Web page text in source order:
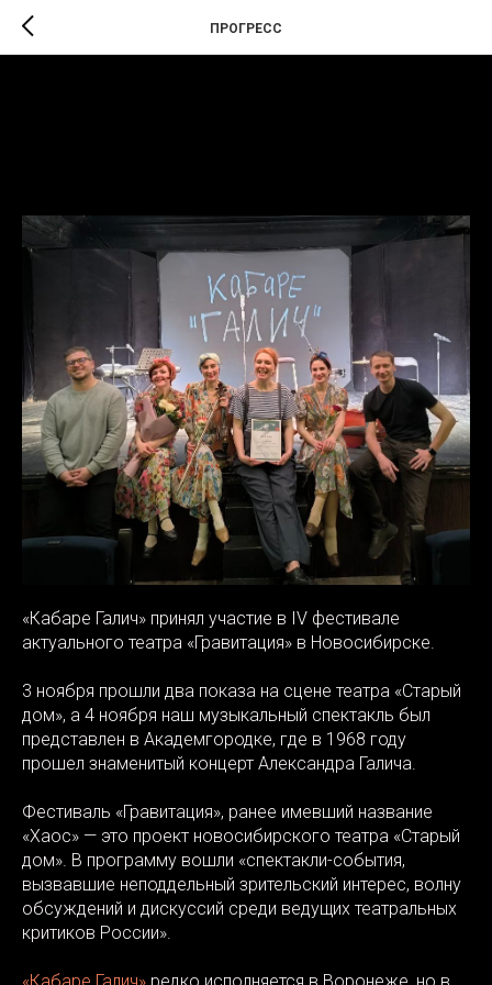
ПРОГРЕСС
«Кабаре Галич» принял участие в IV фестивале
актуального театра «Гравитация» в Новосибирске.
3 ноября прошли два показа на сцене театра «Старый
дом», а 4 ноября наш музыкальный спектакль был
представлен в Академгородке, где в 1968 году
прошел знаменитый концерт Александра Галича.
Фестиваль «Гравитация», ранее имевший название
«Хаос» — это проект новосибирского театра «Старый
дом». В программу вошли «спектакли-события,
вызвавшие неподдельный зрительский интерес, волну
обсуждений и дискуссий среди ведущих театральных
критиков России».